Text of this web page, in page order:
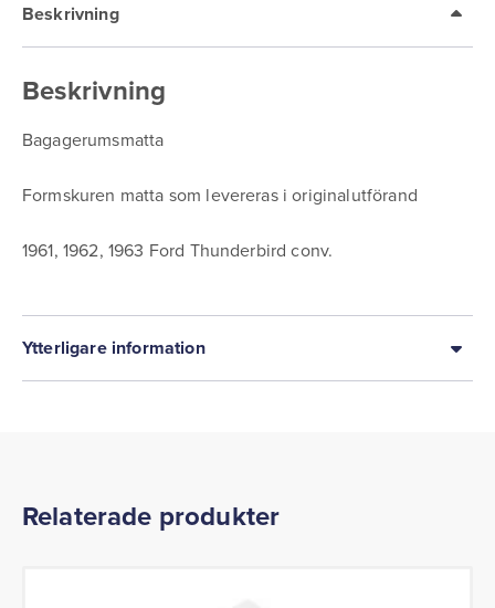
Beskrivning
Beskrivning
Bagagerumsmatta
Formskuren matta som levereras i originalutförand
1961, 1962, 1963 Ford Thunderbird conv.
Ytterligare information
Relaterade produkter